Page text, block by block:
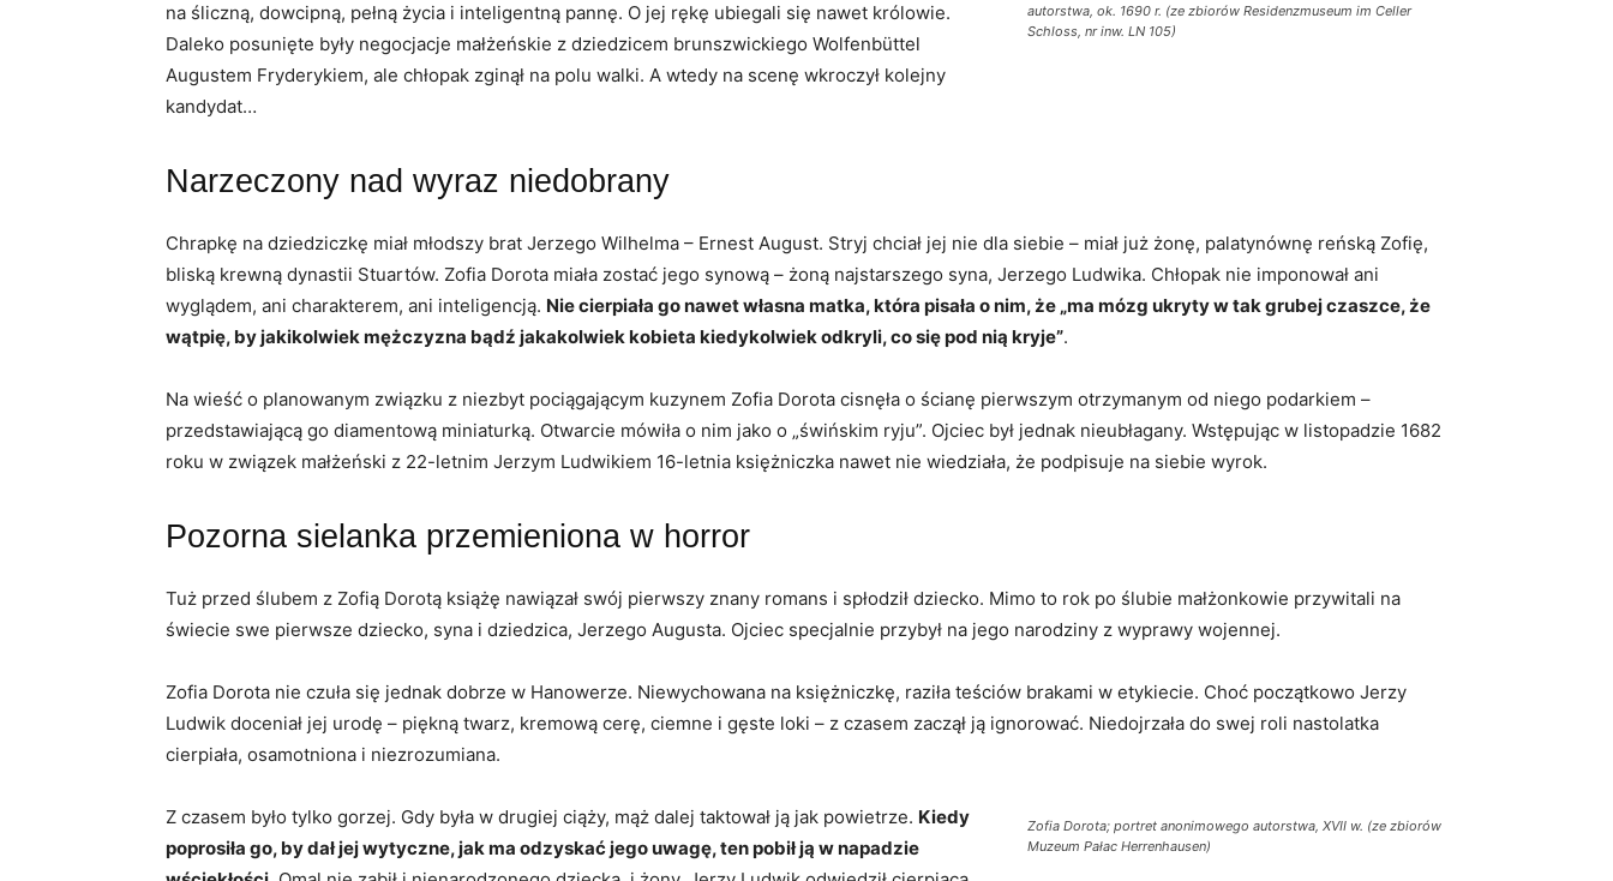
autorstwa, ok. 1690 r. (ze zbiorów Residenzmuseum im Celler
Schloss, nr inw. LN 105)
na śliczną, dowcipną, pełną życia i inteligentną pannę. O jej rękę ubiegali się nawet królowie.
Daleko posunięte były negocjacje małżeńskie z dziedzicem brunszwickiego Wolfenbüttel
Augustem Fryderykiem, ale chłopak zginął na polu walki. A wtedy na scenę wkroczył kolejny
kandydat…
Narzeczony nad wyraz niedobrany
Chrapkę na dziedziczkę miał młodszy brat Jerzego Wilhelma – Ernest August. Stryj chciał jej nie dla siebie – miał już żonę, palatynównę reńską Zofię,
bliską krewną dynastii Stuartów. Zofia Dorota miała zostać jego synową – żoną najstarszego syna, Jerzego Ludwika. Chłopak nie imponował ani
wyglądem, ani charakterem, ani inteligencją. Nie cierpiała go nawet własna matka, która pisała o nim, że „ma mózg ukryty w tak grubej czaszce, że
wątpię, by jakikolwiek mężczyzna bądź jakakolwiek kobieta kiedykolwiek odkryli, co się pod nią kryje”.
Na wieść o planowanym związku z niezbyt pociągającym kuzynem Zofia Dorota cisnęła o ścianę pierwszym otrzymanym od niego podarkiem –
przedstawiającą go diamentową miniaturką. Otwarcie mówiła o nim jako o „świńskim ryju”. Ojciec był jednak nieubłagany. Wstępując w listopadzie 1682
roku w związek małżeński z 22-letnim Jerzym Ludwikiem 16-letnia księżniczka nawet nie wiedziała, że podpisuje na siebie wyrok.
Pozorna sielanka przemieniona w horror
Tuż przed ślubem z Zofią Dorotą książę nawiązał swój pierwszy znany romans i spłodził dziecko. Mimo to rok po ślubie małżonkowie przywitali na
świecie swe pierwsze dziecko, syna i dziedzica, Jerzego Augusta. Ojciec specjalnie przybył na jego narodziny z wyprawy wojennej.
Zofia Dorota nie czuła się jednak dobrze w Hanowerze. Niewychowana na księżniczkę, raziła teściów brakami w etykiecie. Choć początkowo Jerzy
Ludwik doceniał jej urodę – piękną twarz, kremową cerę, ciemne i gęste loki – z czasem zaczął ją ignorować. Niedojrzała do swej roli nastolatka
cierpiała, osamotniona i niezrozumiana.
Zofia Dorota; portret anonimowego autorstwa, XVII w. (ze zbiorów
Muzeum Pałac Herrenhausen)
Z czasem było tylko gorzej. Gdy była w drugiej ciąży, mąż dalej taktował ją jak powietrze. Kiedy
poprosiła go, by dał jej wytyczne, jak ma odzyskać jego uwagę, ten pobił ją w napadzie